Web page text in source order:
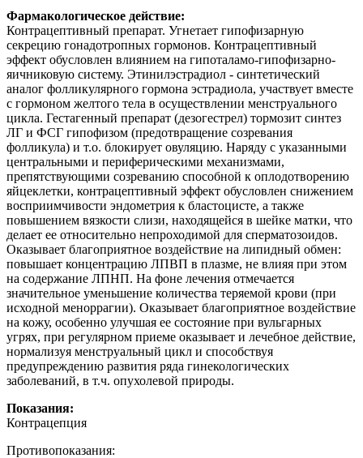
Фармакологическое действие:
Контрацептивный препарат. Угнетает гипофизарную
секрецию гонадотропных гормонов. Контрацептивный
эффект обусловлен влиянием на гипоталамо-гипофизарно-
яичниковую систему. Этинилэстрадиол - синтетический
аналог фолликулярного гормона эстрадиола, участвует вместе
с гормоном желтого тела в осуществлении менструального
цикла. Гестагенный препарат (дезогестрел) тормозит синтез
ЛГ и ФСГ гипофизом (предотвращение созревания
фолликула) и т.о. блокирует овуляцию. Наряду с указанными
центральными и периферическими механизмами,
препятствующими созреванию способной к оплодотворению
яйцеклетки, контрацептивный эффект обусловлен снижением
восприимчивости эндометрия к бластоцисте, а также
повышением вязкости слизи, находящейся в шейке матки, что
делает ее относительно непроходимой для сперматозоидов.
Оказывает благоприятное воздействие на липидный обмен:
повышает концентрацию ЛПВП в плазме, не влияя при этом
на содержание ЛПНП. На фоне лечения отмечается
значительное уменьшение количества теряемой крови (при
исходной меноррагии). Оказывает благоприятное воздействие
на кожу, особенно улучшая ее состояние при вульгарных
угрях, при регулярном приеме оказывает и лечебное действие,
нормализуя менструальный цикл и способствуя
предупреждению развития ряда гинекологических
заболеваний, в т.ч. опухолевой природы.
Показания:
Контрацепция
Противопоказания: